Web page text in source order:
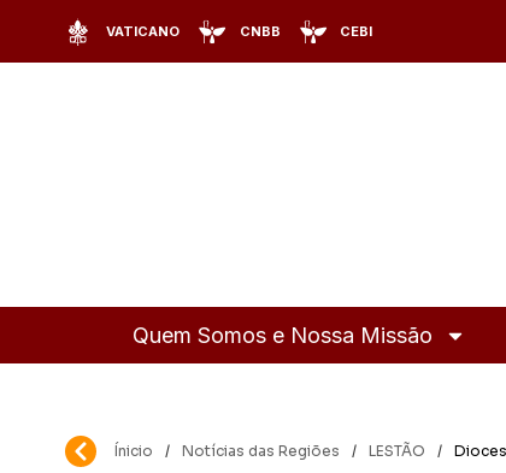
VATICANO CNBB CEBI
Quem Somos e Nossa Missão
Ínicio / Notícias das Regiões / LESTÃO /